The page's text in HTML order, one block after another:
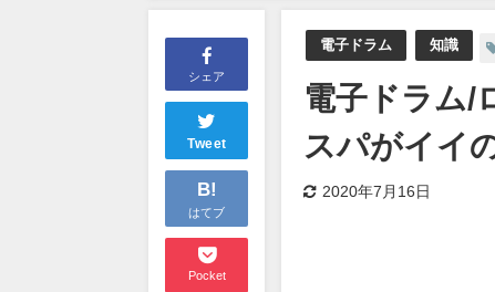
シェア
Tweet
B!
はてブ
Pocket
電子ドラム 知識
電子ドラム/
スパがイイ
2020年7月16日